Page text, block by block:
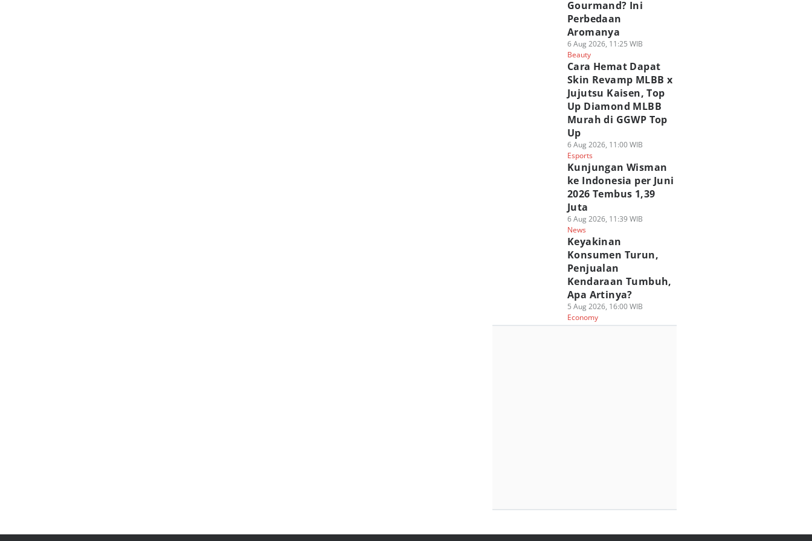
Gourmand? Ini
Perbedaan
Aromanya
6 Aug 2026, 11:25 WIB
Beauty
Cara Hemat Dapat
Skin Revamp MLBB x
Jujutsu Kaisen, Top
Up Diamond MLBB
Murah di GGWP Top
Up
6 Aug 2026, 11:00 WIB
Esports
Kunjungan Wisman
ke Indonesia per Juni
2026 Tembus 1,39
Juta
6 Aug 2026, 11:39 WIB
News
Keyakinan
Konsumen Turun,
Penjualan
Kendaraan Tumbuh,
Apa Artinya?
5 Aug 2026, 16:00 WIB
Economy